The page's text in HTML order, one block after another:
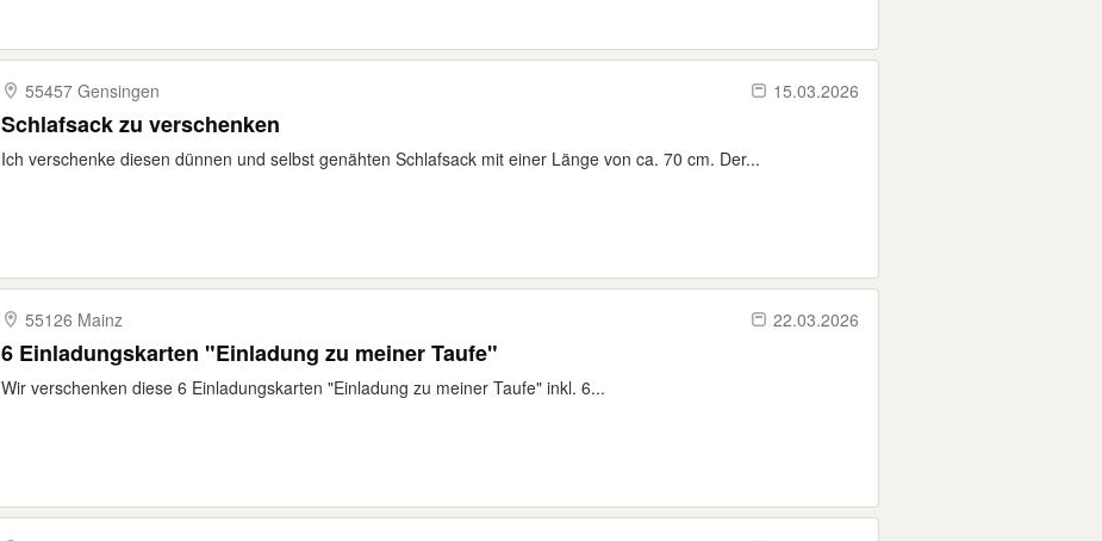
55457 Gensingen 15.03.2026
Schlafsack zu verschenken
Ich verschenke diesen dünnen und selbst genähten Schlafsack mit einer Länge von ca. 70 cm. Der...
55126 Mainz 22.03.2026
6 Einladungskarten "Einladung zu meiner Taufe"
Wir verschenken diese 6 Einladungskarten "Einladung zu meiner Taufe" inkl. 6...